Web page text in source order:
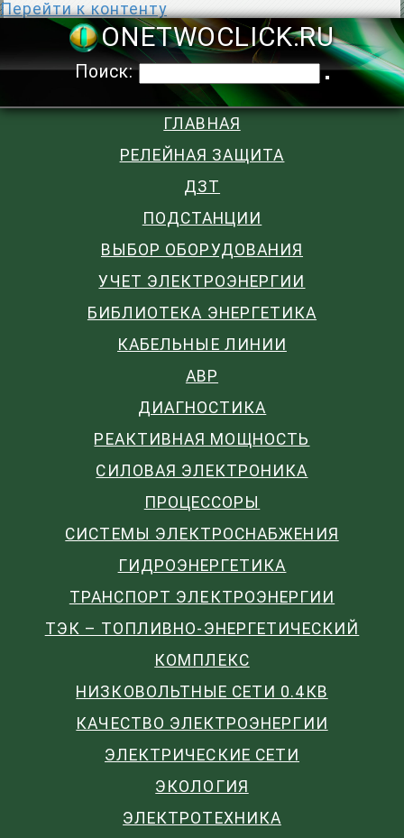
Перейти к контенту
Поиск:
ГЛАВНАЯ
РЕЛЕЙНАЯ ЗАЩИТА
ДЗТ
ПОДСТАНЦИИ
ВЫБОР ОБОРУДОВАНИЯ
УЧЕТ ЭЛЕКТРОЭНЕРГИИ
БИБЛИОТЕКА ЭНЕРГЕТИКА
КАБЕЛЬНЫЕ ЛИНИИ
АВР
ДИАГНОСТИКА
РЕАКТИВНАЯ МОЩНОСТЬ
СИЛОВАЯ ЭЛЕКТРОНИКА
ПРОЦЕССОРЫ
СИСТЕМЫ ЭЛЕКТРОСНАБЖЕНИЯ
ГИДРОЭНЕРГЕТИКА
ТРАНСПОРТ ЭЛЕКТРОЭНЕРГИИ
ТЭК – ТОПЛИВНО-ЭНЕРГЕТИЧЕСКИЙ
КОМПЛЕКС
НИЗКОВОЛЬТНЫЕ СЕТИ 0.4КВ
КАЧЕСТВО ЭЛЕКТРОЭНЕРГИИ
ЭЛЕКТРИЧЕСКИЕ СЕТИ
ЭКОЛОГИЯ
ЭЛЕКТРОТЕХНИКА